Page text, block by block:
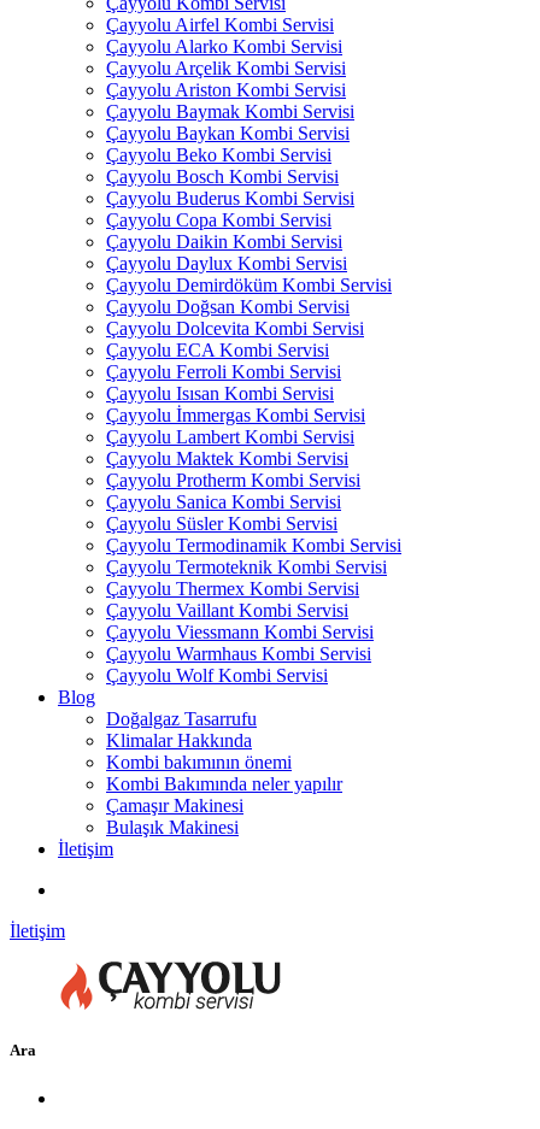
Çayyolu Airfel Kombi Servisi
Çayyolu Alarko Kombi Servisi
Çayyolu Arçelik Kombi Servisi
Çayyolu Ariston Kombi Servisi
Çayyolu Baymak Kombi Servisi
Çayyolu Baykan Kombi Servisi
Çayyolu Beko Kombi Servisi
Çayyolu Bosch Kombi Servisi
Çayyolu Buderus Kombi Servisi
Çayyolu Copa Kombi Servisi
Çayyolu Daikin Kombi Servisi
Çayyolu Daylux Kombi Servisi
Çayyolu Demirdöküm Kombi Servisi
Çayyolu Doğsan Kombi Servisi
Çayyolu Dolcevita Kombi Servisi
Çayyolu ECA Kombi Servisi
Çayyolu Ferroli Kombi Servisi
Çayyolu Isısan Kombi Servisi
Çayyolu İmmergas Kombi Servisi
Çayyolu Lambert Kombi Servisi
Çayyolu Maktek Kombi Servisi
Çayyolu Protherm Kombi Servisi
Çayyolu Sanica Kombi Servisi
Çayyolu Süsler Kombi Servisi
Çayyolu Termodinamik Kombi Servisi
Çayyolu Termoteknik Kombi Servisi
Çayyolu Thermex Kombi Servisi
Çayyolu Vaillant Kombi Servisi
Çayyolu Viessmann Kombi Servisi
Çayyolu Warmhaus Kombi Servisi
Çayyolu Wolf Kombi Servisi
Blog
Doğalgaz Tasarrufu
Klimalar Hakkında
Kombi bakımının önemi
Kombi Bakımında neler yapılır
Çamaşır Makinesi
Bulaşık Makinesi
İletişim
İletişim
Ara